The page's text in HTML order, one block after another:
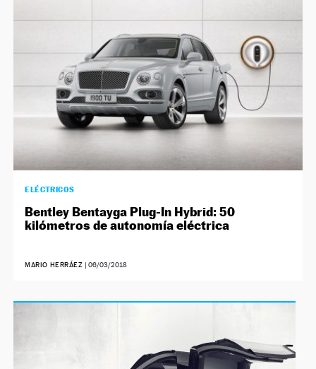
ELÉCTRICOS
Bentley Bentayga Plug-In Hybrid: 50
kilómetros de autonomía eléctrica
MARIO HERRÁEZ | 06/03/2018